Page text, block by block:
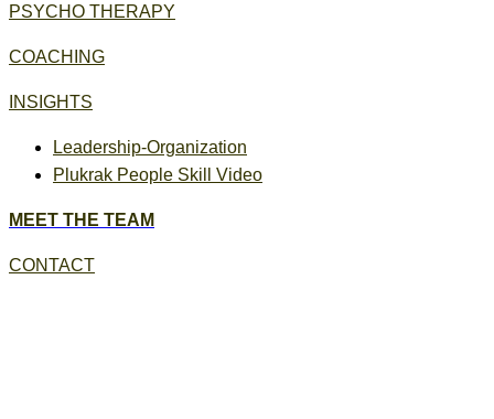
PSYCHO THERAPY
COACHING
INSIGHTS
Leadership-Organization
Plukrak People Skill Video
MEET THE TEAM
CONTACT